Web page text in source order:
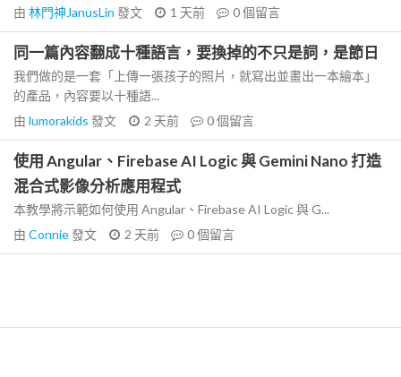
由 林門神JanusLin 發文 1 天前 0個留言
同一篇內容翻成十種語言，要換掉的不只是詞，是節日
我們做的是一套「上傳一張孩子的照片，就寫出並畫出一本繪本」
的產品，內容要以十種語...
由 lumorakids 發文 2 天前 0個留言
使用 Angular、Firebase AI Logic 與 Gemini Nano 打造
混合式影像分析應用程式
本教學將示範如何使用 Angular、Firebase AI Logic 與 G...
由 Connie發文 2 天前 0個留言